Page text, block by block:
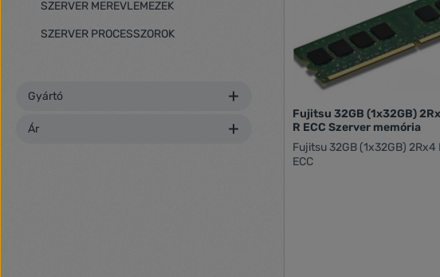
SZERVER MEREVLEMEZEK
SZERVER PROCESSZOROK
Gyártó
Ár
Fujitsu 32GB (1x32GB)
R ECC Szerver memória
Fujitsu 32GB (1x32GB)
ECC